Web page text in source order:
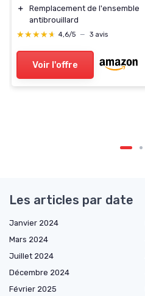
＋
Remplacement de l'ensemble
antibrouillard
★★★★★
★★★★★ 4,6/5 — 3 avis
Voir l'offre
Les articles par date
Janvier 2024
Mars 2024
Juillet 2024
Décembre 2024
Février 2025